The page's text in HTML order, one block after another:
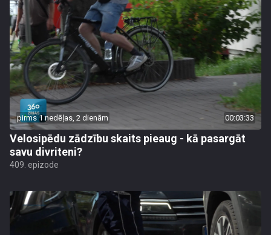
pirms 1 nedēļas, 2 dienām 00:03:33
Velosipēdu zādzību skaits pieaug - kā pasargāt
savu divriteni?
409. epizode